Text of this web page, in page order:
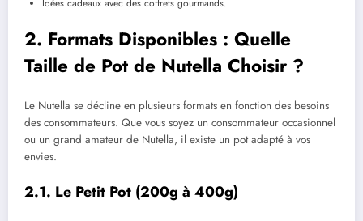
Idées cadeaux avec des coffrets gourmands.
2. Formats Disponibles : Quelle
Taille de Pot de Nutella Choisir ?
Le Nutella se décline en plusieurs formats en fonction des besoins
des consommateurs. Que vous soyez un consommateur occasionnel
ou un grand amateur de Nutella, il existe un pot adapté à vos
envies.
2.1. Le Petit Pot (200g à 400g)